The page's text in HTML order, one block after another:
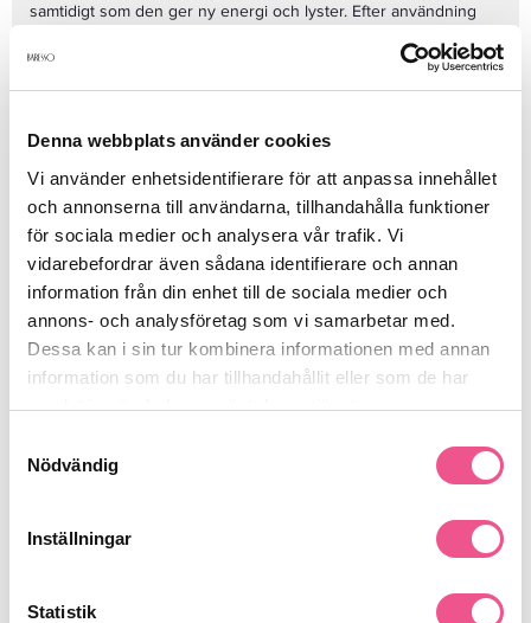
Denna webbplats använder cookies
Vi använder enhetsidentifierare för att anpassa innehållet
och annonserna till användarna, tillhandahålla funktioner
för sociala medier och analysera vår trafik. Vi
vidarebefordrar även sådana identifierare och annan
information från din enhet till de sociala medier och
annons- och analysföretag som vi samarbetar med.
Dessa kan i sin tur kombinera informationen med annan
information som du har tillhandahållit eller som de har
samlat in när du har använt deras tjänster.
Nödvändig
Inställningar
Statistik
samtidigt som den ger ny energi och lyster. Efter användning
Produktdetaljer
Recensioner
Finns i:
Hud Ansikte Nattkräm